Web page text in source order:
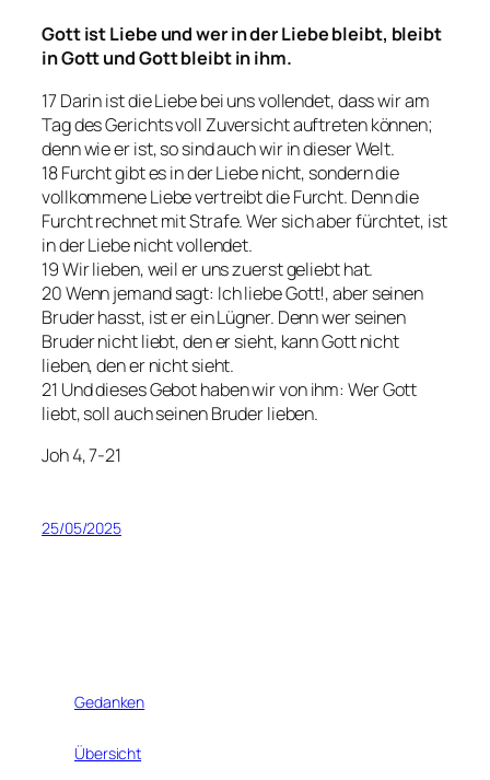
Gott ist Liebe und wer in der Liebe bleibt, bleibt
in Gott und Gott bleibt in ihm.
17 Darin ist die Liebe bei uns vollendet, dass wir am
Tag des Gerichts voll Zuversicht auftreten können;
denn wie er ist, so sind auch wir in dieser Welt.
18 Furcht gibt es in der Liebe nicht, sondern die
vollkommene Liebe vertreibt die Furcht. Denn die
Furcht rechnet mit Strafe. Wer sich aber fürchtet, ist
in der Liebe nicht vollendet.
19 Wir lieben, weil er uns zuerst geliebt hat.
20 Wenn jemand sagt: Ich liebe Gott!, aber seinen
Bruder hasst, ist er ein Lügner. Denn wer seinen
Bruder nicht liebt, den er sieht, kann Gott nicht
lieben, den er nicht sieht.
21 Und dieses Gebot haben wir von ihm: Wer Gott
liebt, soll auch seinen Bruder lieben.
Joh 4, 7-21
25/05/2025
Gedanken
Übersicht